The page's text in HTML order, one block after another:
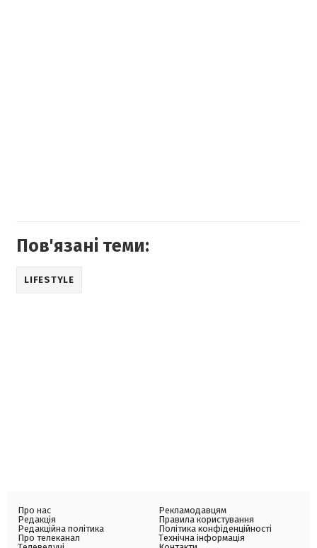
Пов'язані теми:
LIFESTYLE
Про нас
Редакція
Редакційна політика
Про телеканал
Рекламодавцям
Правила користування
Політика конфіденційності
Технічна інформація